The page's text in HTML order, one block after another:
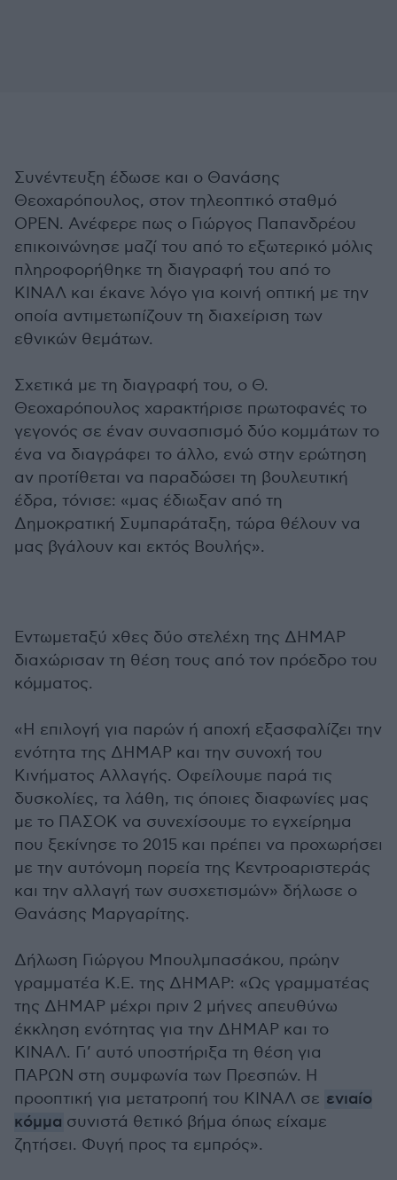
Συνέντευξη έδωσε και ο Θανάσης
Θεοχαρόπουλος, στον τηλεοπτικό σταθμό
OPEN. Ανέφερε πως ο Γιώργος Παπανδρέου
επικοινώνησε μαζί του από το εξωτερικό μόλις
πληροφορήθηκε τη διαγραφή του από το
ΚΙΝΑΛ και έκανε λόγο για κοινή οπτική με την
οποία αντιμετωπίζουν τη διαχείριση των
εθνικών θεμάτων.
Σχετικά με τη διαγραφή του, ο Θ.
Θεοχαρόπουλος χαρακτήρισε πρωτοφανές το
γεγονός σε έναν συνασπισμό δύο κομμάτων το
ένα να διαγράφει το άλλο, ενώ στην ερώτηση
αν προτίθεται να παραδώσει τη βουλευτική
έδρα, τόνισε: «μας έδιωξαν από τη
Δημοκρατική Συμπαράταξη, τώρα θέλουν να
μας βγάλουν και εκτός Βουλής».
Εντωμεταξύ χθες δύο στελέχη της ΔΗΜΑΡ
διαχώρισαν τη θέση τους από τον πρόεδρο του
κόμματος.
«Η επιλογή για παρών ή αποχή εξασφαλίζει την
ενότητα της ΔΗΜΑΡ και την συνοχή του
Κινήματος Αλλαγής. Οφείλουμε παρά τις
δυσκολίες, τα λάθη, τις όποιες διαφωνίες μας
με το ΠΑΣΟΚ να συνεχίσουμε το εγχείρημα
που ξεκίνησε το 2015 και πρέπει να προχωρήσει
με την αυτόνομη πορεία της Κεντροαριστεράς
και την αλλαγή των συσχετισμών» δήλωσε ο
Θανάσης Μαργαρίτης.
Δήλωση Γιώργου Μπουλμπασάκου, πρώην
γραμματέα Κ.Ε. της ΔΗΜΑΡ: «Ως γραμματέας
της ΔΗΜΑΡ μέχρι πριν 2 μήνες απευθύνω
έκκληση ενότητας για την ΔΗΜΑΡ και το
ΚΙΝΑΛ. Γι’ αυτό υποστήριξα τη θέση για
ΠΑΡΩΝ στη συμφωνία των Πρεσπών. Η
προοπτική για μετατροπή του ΚΙΝΑΛ σε ενιαίο
κόμμα συνιστά θετικό βήμα όπως είχαμε
ζητήσει. Φυγή προς τα εμπρός».